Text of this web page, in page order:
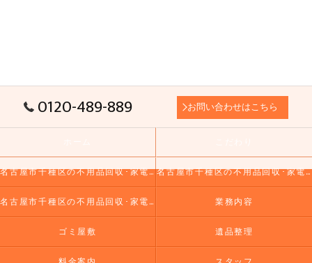
0120-489-889 お問い合わせはこちら
名古屋市千種区の不用品回収･家電リユース市場の口コミ情報 名古屋市千種区の不用品回収･家電リユース市場の評判
名古屋市千種区の不用品回収･家電リユース市場のお客様の声 業務内容
ゴミ屋敷 遺品整理